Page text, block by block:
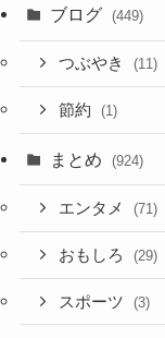
ブログ (449)
つぶやき (11)
節約 (1)
まとめ (924)
エンタメ (71)
おもしろ (29)
スポーツ (3)